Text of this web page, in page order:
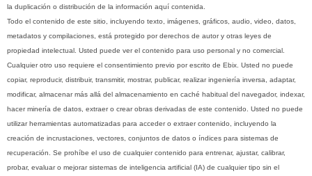
la duplicación o distribución de la información aquí contenida.
Todo el contenido de este sitio, incluyendo texto, imágenes, gráficos, audio, video, datos,
metadatos y compilaciones, está protegido por derechos de autor y otras leyes de
propiedad intelectual. Usted puede ver el contenido para uso personal y no comercial.
Cualquier otro uso requiere el consentimiento previo por escrito de Ebix. Usted no puede
copiar, reproducir, distribuir, transmitir, mostrar, publicar, realizar ingeniería inversa, adaptar,
modificar, almacenar más allá del almacenamiento en caché habitual del navegador, indexar,
hacer minería de datos, extraer o crear obras derivadas de este contenido. Usted no puede
utilizar herramientas automatizadas para acceder o extraer contenido, incluyendo la
creación de incrustaciones, vectores, conjuntos de datos o índices para sistemas de
recuperación. Se prohíbe el uso de cualquier contenido para entrenar, ajustar, calibrar,
probar, evaluar o mejorar sistemas de inteligencia artificial (IA) de cualquier tipo sin el